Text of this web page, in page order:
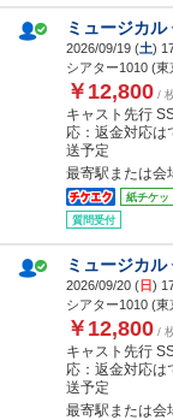
ミュージカル
2026/09/19 (土)
シアター1010 (東
￥12,800 /
キャスト先行
応：返金対応
送予定
最寄駅または会
紙チケッ
質問受付
ミュージカル
2026/09/20 (日)
シアター1010 (東
￥12,800 /
キャスト先行
応：返金対応
送予定
最寄駅または会